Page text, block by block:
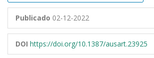
Publicado 02-12-2022
DOI https://doi.org/10.1387/ausart.23925